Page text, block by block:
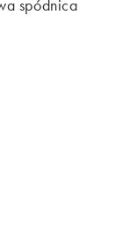
spódnica
zł (0%). Było